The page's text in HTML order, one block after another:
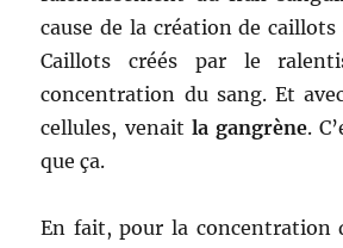
cause de la création de
Caillots créés par le
concentration du sang. Et
cellules, venait la gangrène.
que ça.
En fait, pour la concentration